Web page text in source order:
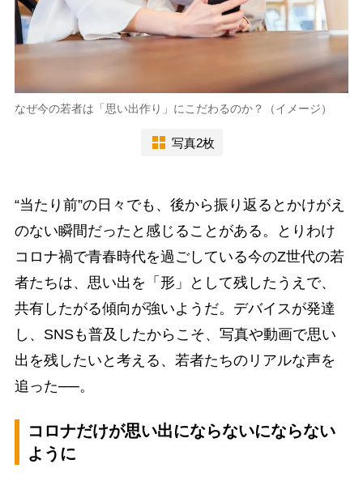
なぜ今の若者は「思い出作り」にこだわるのか？（イメージ）
写真2枚
“当たり前”の日々でも、後から振り返るとかけがえ
のない瞬間だったと感じることがある。とりわけ
コロナ禍で青春時代を過ごしている今のZ世代の若
者たちは、思い出を「形」として残したうえで、
共有したがる傾向が強いようだ。デバイスが発達
し、SNSも普及したからこそ、写真や動画で思い
出を残したいと考える、若者たちのリアルな声を
追った──。
コロナだけが思い出にならないにならない
ように